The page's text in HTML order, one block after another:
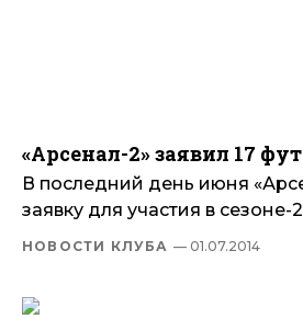
«Арсенал-2» заявил 17
В последний день июня
заявку для участия в сезоне-
НОВОСТИ КЛУБА — 01.07.2014